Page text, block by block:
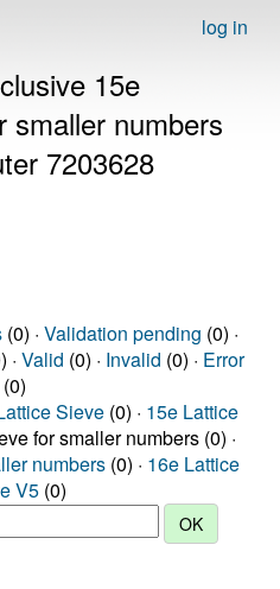
log in
15e
smaller numbers
7203628
(0) · Validation pending (0) ·
· Valid (0) · Invalid (0) · Error
(0)
Sieve (0) · 15e Lattice
for smaller numbers (0) ·
numbers (0) · 16e Lattice
V5 (0)